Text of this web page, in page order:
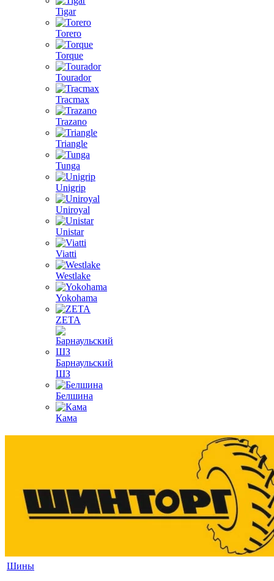
Tigar
Torero
Torque
Tourador
Tracmax
Trazano
Triangle
Tunga
Unigrip
Uniroyal
Unistar
Viatti
Westlake
Yokohama
ZETA
Барнаульский
ШЗ
Белшина
Кама
Шины